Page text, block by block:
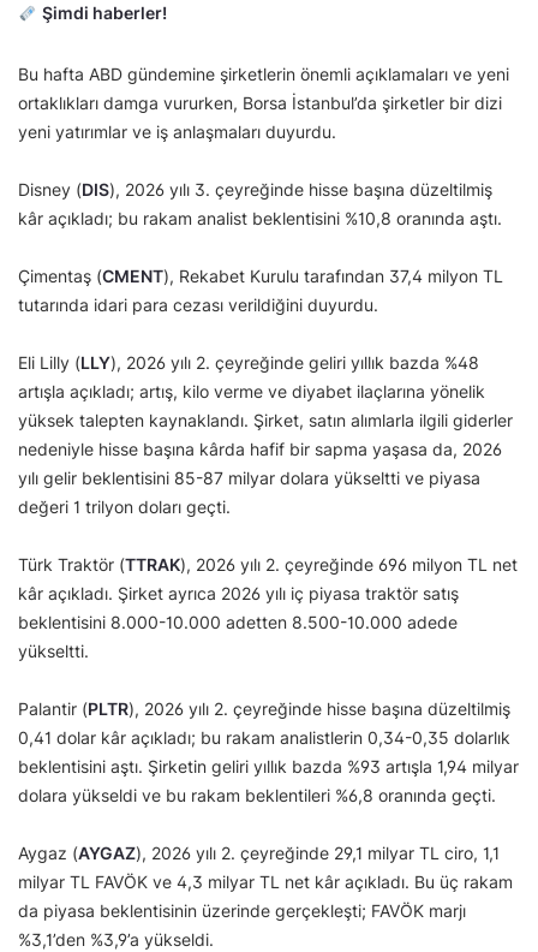
Şimdi haberler!
Bu hafta ABD gündemine şirketlerin önemli açıklamaları ve yeni
ortaklıkları damga vururken, Borsa İstanbul’da şirketler bir dizi
yeni yatırımlar ve iş anlaşmaları duyurdu.
Disney (DIS), 2026 yılı 3. çeyreğinde hisse başına düzeltilmiş
kâr açıkladı; bu rakam analist beklentisini %10,8 oranında aştı.
Çimentaş (CMENT), Rekabet Kurulu tarafından 37,4 milyon TL
tutarında idari para cezası verildiğini duyurdu.
Eli Lilly (LLY), 2026 yılı 2. çeyreğinde geliri yıllık bazda %48
artışla açıkladı; artış, kilo verme ve diyabet ilaçlarına yönelik
yüksek talepten kaynaklandı. Şirket, satın alımlarla ilgili giderler
nedeniyle hisse başına kârda hafif bir sapma yaşasa da, 2026
yılı gelir beklentisini 85-87 milyar dolara yükseltti ve piyasa
değeri 1 trilyon doları geçti.
Türk Traktör (TTRAK), 2026 yılı 2. çeyreğinde 696 milyon TL net
kâr açıkladı. Şirket ayrıca 2026 yılı iç piyasa traktör satış
beklentisini 8.000-10.000 adetten 8.500-10.000 adede
yükseltti.
Palantir (PLTR), 2026 yılı 2. çeyreğinde hisse başına düzeltilmiş
0,41 dolar kâr açıkladı; bu rakam analistlerin 0,34-0,35 dolarlık
beklentisini aştı. Şirketin geliri yıllık bazda %93 artışla 1,94 milyar
dolara yükseldi ve bu rakam beklentileri %6,8 oranında geçti.
Aygaz (AYGAZ), 2026 yılı 2. çeyreğinde 29,1 milyar TL ciro, 1,1
milyar TL FAVÖK ve 4,3 milyar TL net kâr açıkladı. Bu üç rakam
da piyasa beklentisinin üzerinde gerçekleşti; FAVÖK marjı
%3,1’den %3,9’a yükseldi.